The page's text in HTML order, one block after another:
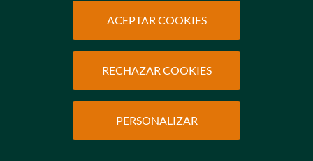
SOLICITAR
INFORMACIÓN
ACEPTAR COOKIES
RECHAZAR COOKIES
PERSONALIZAR